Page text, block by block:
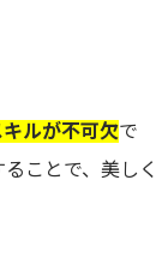
ルが不可欠で
ことで、美しく